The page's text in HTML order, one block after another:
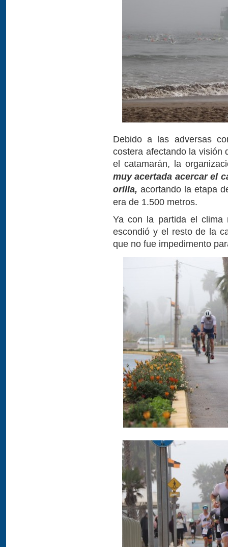
Debido a las adversas
costera afectando la visión
el catamarán, la
muy acertada acercar el
orilla, acortando la etapa
era de 1.500 metros.
Ya con la partida el clima
escondió y el resto de la
que no fue impedimento